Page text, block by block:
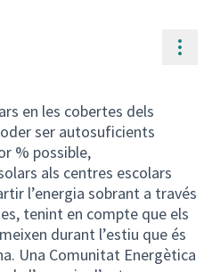
en les cobertes dels
ser autosuficients
% possible,
als centres escolars
l’energia sobrant a través
tenint en compte que els
durant l’estiu que és
Una Comunitat Energètica